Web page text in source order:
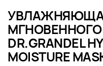
DR.GRANDEL
MOISTURE